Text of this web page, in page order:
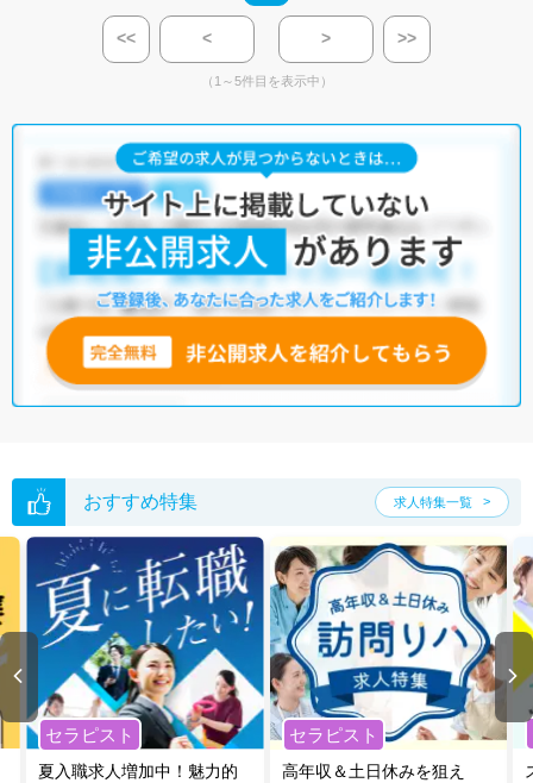
<< < > >>
（1～5件目を表示中）
おすすめ特集 求人特集一覧
セラピスト
夏入職求人増加中！魅力的
セラピスト
高年収＆土日休みを狙え